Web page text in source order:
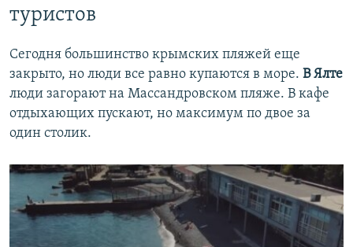
туристов
Сегодня большинство крымских пляжей еще
закрыто, но люди все равно купаются в море. В Ялте
люди загорают на Массандровском пляже. В кафе
отдыхающих пускают, но максимум по двое за
один столик.